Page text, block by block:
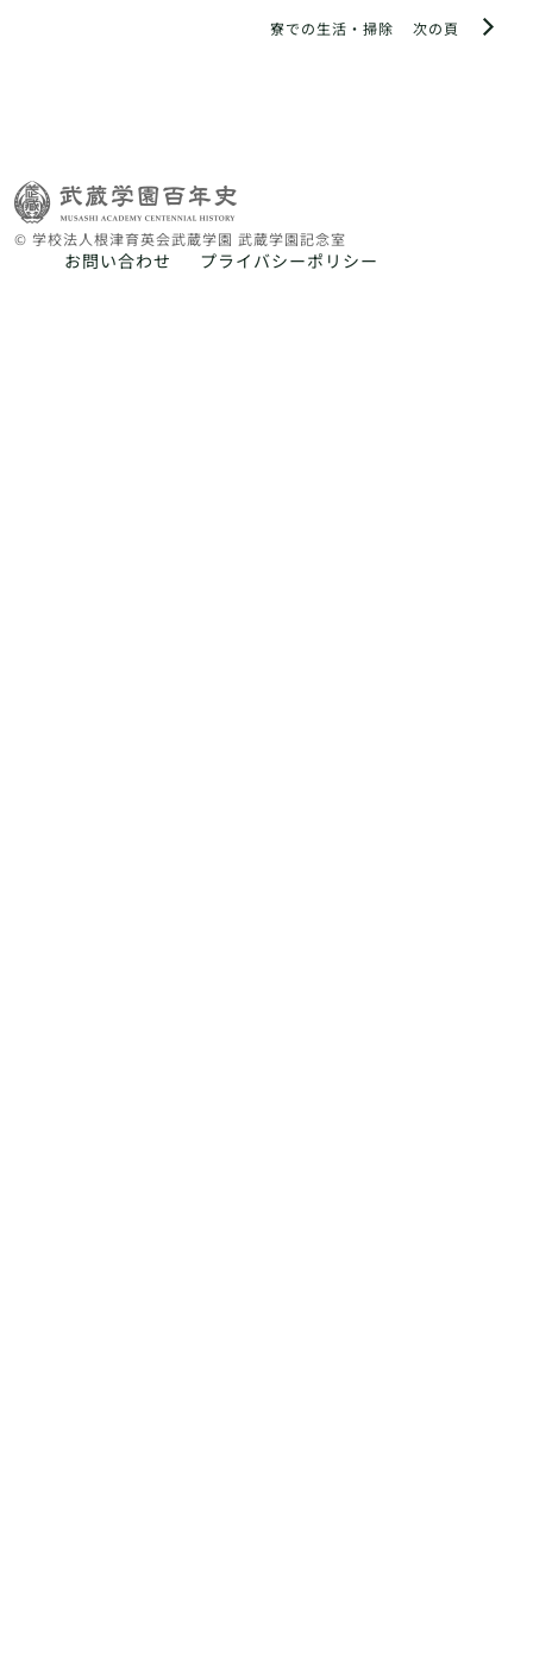
次の頁
寮での生活・掃除
© 学校法人根津育英会武蔵学園 武蔵学園記念室
お問い合わせ プライバシーポリシー